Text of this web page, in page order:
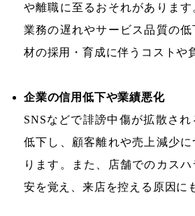
や離職に至るおそれがあります
業務の遅れやサービス品質の低
材の採用・育成に伴うコストや
企業の信用低下や業績悪化
SNSなどで誹謗中傷が拡散さ
低下し、顧客離れや売上減少
ります。また、店舗でのカス
安を覚え、来店を控える原因に